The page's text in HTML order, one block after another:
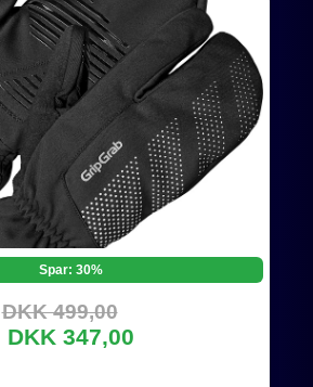
Spar: 30%
DKK 499,00
DKK 347,00